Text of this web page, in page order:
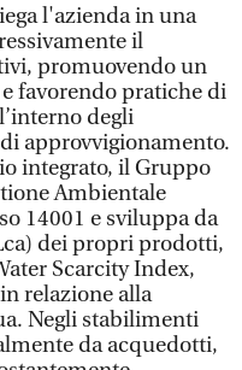
l'azienda in una
il
promuovendo un
favorendo pratiche di
degli
approvvigionamento.
integrato, il Gruppo
Ambientale
14001 e sviluppa da
dei propri prodotti,
Scarcity Index,
relazione alla
Negli stabilimenti
da acquedotti,